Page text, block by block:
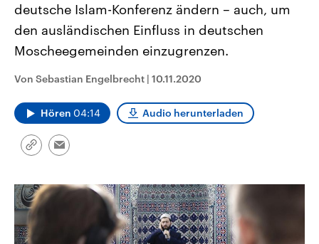
Landtagswahl Sachsen-Anhalt
2026
Alle Informationen
Sachsen-Anhalt wählt am 6.
September 2026 einen neuen
Landtag. Seit 2021 wird das
CDU, SPD und FDP regiert.-
Wahlprogramme, aktuelle Berichte
und Hintergründe zu den Parteien
und Kandidaten der anstehenden
Wahl.
USA
Aktuelle Beiträge,
Hintergründe
Wirtschaftlich und
gehören die Vereinigten
den mächtigsten Ländern
aktuelle Weltgeschehen.
Sendungen Programm Podcasts
Audio-Archiv
deutsche Islam-Konferenz ändern – auch, um
den ausländischen Einfluss in deutschen
Moscheegemeinden einzugrenzen.
Von Sebastian Engelbrecht | 10.11.2020
Hören 04:14 Audio herunterladen
Link
Email